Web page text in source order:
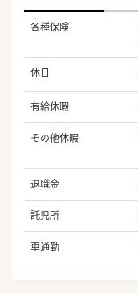
各種保険
休日
有給休暇
その他休暇
退職金
託児所
車通勤